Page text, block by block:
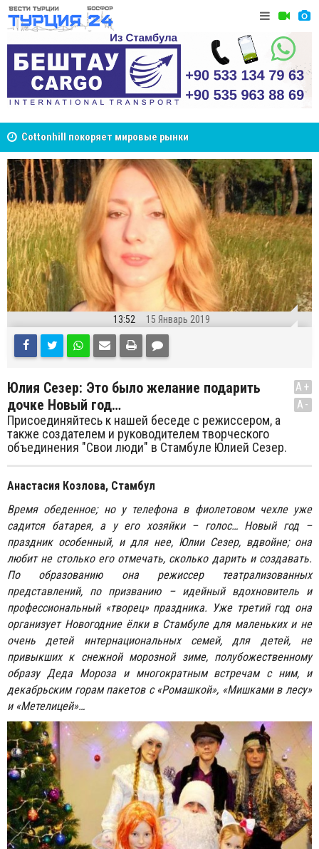
Cottonhill покоряет мировые рынки
Стамбуле
13:52 15 Январь 2019
Юлия Сезер: Это было желание подарить
дочке Новый год…
Присоединяйтесь к нашей беседе с режиссером, а
также создателем и руководителем творческого
объединения "Свои люди" в Стамбуле Юлией Сезер.
A+
A-
Анастасия Козлова, Стамбул
Время обеденное; но у телефона в фиолетовом чехле уже
садится батарея, а у его хозяйки – голос… Новый год –
праздник особенный, и для нее, Юлии Сезер, вдвойне; она
любит не столько его отмечать, сколько дарить и создавать.
По образованию она режиссер театрализованных
представлений, по призванию – идейный вдохновитель и
профессиональный «творец» праздника. Уже третий год она
организует Новогодние ёлки в Стамбуле для маленьких и не
очень детей интернациональных семей, для детей, не
привыкших к снежной морозной зиме, полубожественному
образу Деда Мороза и многократным встречам с ним, и
декабрьским горам пакетов с «Ромашкой», «Мишками в лесу»
и «Метелицей»…